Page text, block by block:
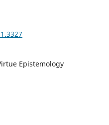
Epistemology